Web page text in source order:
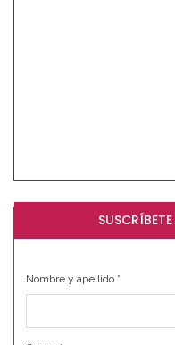
Nombre y apellido *